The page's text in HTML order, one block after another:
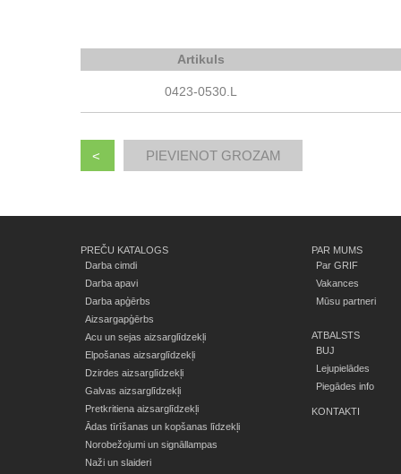
Artikuls
0423-0530.L
<
PREČU KATALOGS
Darba cimdi
Darba apavi
Darba apģērbs
Aizsargapģērbs
Acu un sejas aizsarglīdzekļi
Elpošanas aizsarglīdzekļi
Dzirdes aizsarglīdzekļi
Galvas aizsarglīdzekļi
Pretkritiena aizsarglīdzekļi
Ādas tīrīšanas un kopšanas līdzekļi
Norobežojumi un signāllampas
Naži un slaideri
PAR MUMS
Par GRIF
Vakances
Mūsu partneri
ATBALSTS
BUJ
Lejupielādes
Piegādes info
KONTAKTI